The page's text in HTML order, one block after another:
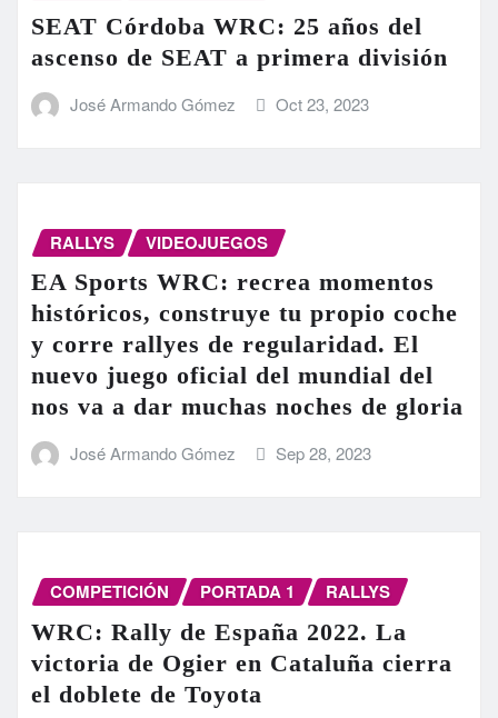
SEAT Córdoba WRC: 25 años del
ascenso de SEAT a primera división
José Armando Gómez Oct 23, 2023
RALLYS VIDEOJUEGOS
EA Sports WRC: recrea momentos
históricos, construye tu propio coche
y corre rallyes de regularidad. El
nuevo juego oficial del mundial del
nos va a dar muchas noches de gloria
José Armando Gómez Sep 28, 2023
COMPETICIÓN PORTADA 1 RALLYS
WRC: Rally de España 2022. La
victoria de Ogier en Cataluña cierra
el doblete de Toyota